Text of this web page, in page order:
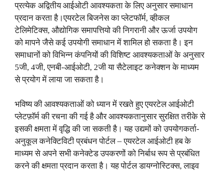
प्रत्येक अद्वितीय आईओटी आवश्यकता के लिए अनुसार समाधान
प्रदान करता है।एयरटेल बिजनेस का प्लेटफॉर्म, व्हीकल
टेलिमेटिक्स, औद्योगिक समापत्तियो की निगरानी और ऊर्जा उपयोग
को मापने जैसे कई उपयोगी समाधान में शामिल हो सकता है। इन
समाधानों को विभिन्न कंपनियों की विशिष्ट आवश्यकताओं के अनुसार
5जी, 4जी, एनबी-आईओटी, 2जी या सैटेलाइट कनेक्शन के माध्यम
से प्रयोग में लाया जा सकता है।
भविष्य की आवश्यकताओं को ध्यान में रखते हुए एयरटेल आईओटी
प्लेटफ़ॉर्म की रचना की गई है और आवश्यकतानुसार सुरक्षित तरीके से
इसकी क्षमता में वृद्धि की जा सकती है। यह उद्यमों को उपयोगकर्ता-
अनुकूल कनेक्टिविटी प्रबंधन पोर्टल – एयरटेल आईओटी हब के
माध्यम से अपने सभी कनेक्टेड उपकरणों को निर्बाध रूप से प्रबंधित
करने की क्षमता प्रदान करता है। यह पोर्टल डायग्नोस्टिक्स, लाइव